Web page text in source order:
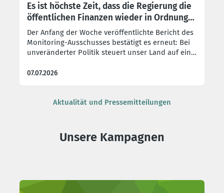
Es ist höchste Zeit, dass die Regierung die
öffentlichen Finanzen wieder in Ordnung
bringt!
Der Anfang der Woche veröffentlichte Bericht des
Monitoring-Ausschusses bestätigt es erneut: Bei
unveränderter Politik steuert unser Land auf ein
Regierungsperiode erwartet.
07.07.2026
Aktualität und Pressemitteilungen
Unsere Kampagnen